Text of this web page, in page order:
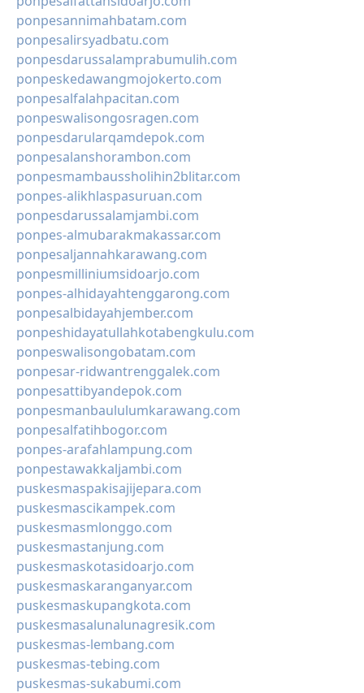
ponpesannimahbatam.com
ponpesalirsyadbatu.com
ponpesdarussalamprabumulih.com
ponpeskedawangmojokerto.com
ponpesalfalahpacitan.com
ponpeswalisongosragen.com
ponpesdarularqamdepok.com
ponpesalanshorambon.com
ponpesmambaussholihin2blitar.com
ponpes-alikhlaspasuruan.com
ponpesdarussalamjambi.com
ponpes-almubarakmakassar.com
ponpesaljannahkarawang.com
ponpesmilliniumsidoarjo.com
ponpes-alhidayahtenggarong.com
ponpesalbidayahjember.com
ponpeshidayatullahkotabengkulu.com
ponpeswalisongobatam.com
ponpesar-ridwantrenggalek.com
ponpesattibyandepok.com
ponpesmanbaululumkarawang.com
ponpesalfatihbogor.com
ponpes-arafahlampung.com
ponpestawakkaljambi.com
puskesmaspakisajijepara.com
puskesmascikampek.com
puskesmasmlonggo.com
puskesmastanjung.com
puskesmaskotasidoarjo.com
puskesmaskaranganyar.com
puskesmaskupangkota.com
puskesmasalunalunagresik.com
puskesmas-lembang.com
puskesmas-tebing.com
puskesmas-sukabumi.com